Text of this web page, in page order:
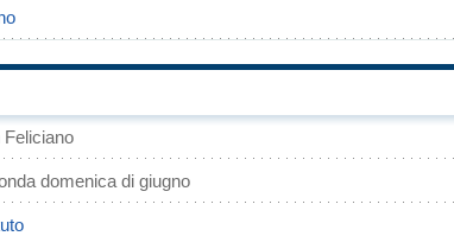
Feliciano
domenica di giugno